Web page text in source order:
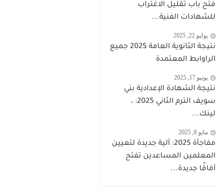
فتح باب تقليل الاغتراب
للشهادات الفنية...
يوليو 22, 2025
نتيجة الثانوية العامة 2025 جميع
الراوابط المعتمدة
يونيو 17, 2025
نتيجة الشهادة الإعدادية بني
سويف الترم الثاني 2025: ،
لينك...
مايو 8, 2025
مفاجأة 2025: آلية جديدة لتعيين
المعلمين المساعدين تفتح
آفاقًا جديدة...